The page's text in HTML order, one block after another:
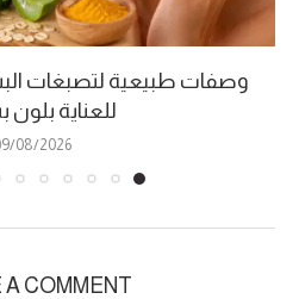
وصفات طبيعية لتصبغات
للعناية
08/2026
A COMMENT